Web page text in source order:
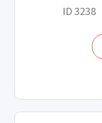
ID 3238